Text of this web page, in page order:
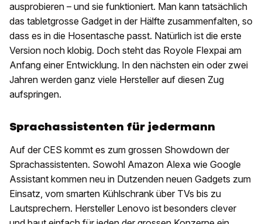
ausprobieren – und sie funktioniert. Man kann tatsächlich
das tabletgrosse Gadget in der Hälfte zusammenfalten, so
dass es in die Hosentasche passt. Natürlich ist die erste
Version noch klobig. Doch steht das Royole Flexpai am
Anfang einer Entwicklung. In den nächsten ein oder zwei
Jahren werden ganz viele Hersteller auf diesen Zug
aufspringen.
Sprachassistenten für jedermann
Auf der CES kommt es zum grossen Showdown der
Sprachassistenten. Sowohl Amazon Alexa wie Google
Assistant kommen neu in Dutzenden neuen Gadgets zum
Einsatz, vom smarten Kühlschrank über TVs bis zu
Lautsprechern. Hersteller Lenovo ist besonders clever